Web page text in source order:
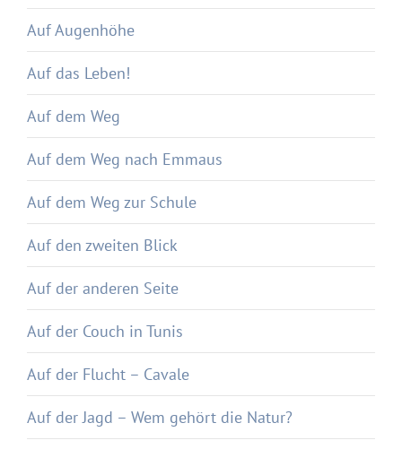
Auf Augenhöhe
Auf das Leben!
Auf dem Weg
Auf dem Weg nach Emmaus
Auf dem Weg zur Schule
Auf den zweiten Blick
Auf der anderen Seite
Auf der Couch in Tunis
Auf der Flucht – Cavale
Auf der Jagd – Wem gehört die Natur?